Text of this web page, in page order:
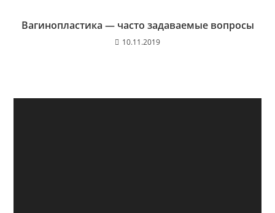
Вагинопластика — часто задаваемые вопросы
10.11.2019